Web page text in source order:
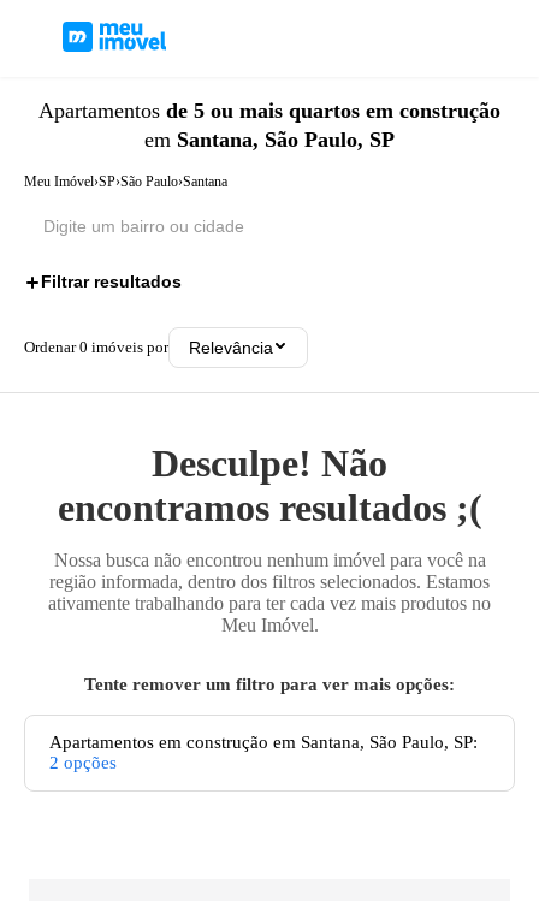
Apartamentos de 5 ou mais quartos em construção
em Santana, São Paulo, SP
Meu Imóvel›SP›São Paulo›Santana
Filtrar resultados
Ordenar0 imóveis por Relevância
Desculpe! Não
encontramos resultados ;(
Nossa busca não encontrou nenhum imóvel para você na
região informada, dentro dos filtros selecionados. Estamos
ativamente trabalhando para ter cada vez mais produtos no
Meu Imóvel.
Tente remover um filtro para ver mais opções:
Apartamentos em construção em Santana, São Paulo, SP:
2 opções